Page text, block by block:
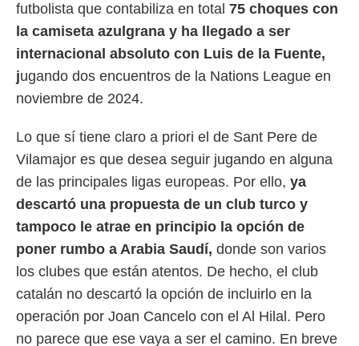
futbolista que contabiliza en total 75 choques con
la camiseta azulgrana y ha llegado a ser
internacional absoluto con Luis de la Fuente,
jugando dos encuentros de la Nations League en
noviembre de 2024.
Lo que sí tiene claro a priori el de Sant Pere de
Vilamajor es que desea seguir jugando en alguna
de las principales ligas europeas. Por ello, ya
descartó una propuesta de un club turco y
tampoco le atrae en principio la opción de
poner rumbo a Arabia Saudí, donde son varios
los clubes que están atentos. De hecho, el club
catalán no descartó la opción de incluirlo en la
operación por Joan Cancelo con el Al Hilal. Pero
no parece que ese vaya a ser el camino. En breve